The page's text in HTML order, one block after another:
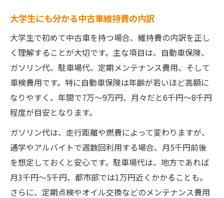
大学生にも分かる中古車維持費の内訳
大学生で初めて中古車を持つ場合、維持費の内訳を正し
く理解することが大切です。主な項目は、自動車保険、
ガソリン代、駐車場代、定期メンテナンス費用、そして
車検費用です。特に自動車保険は年齢が若いほど高額に
なりやすく、年間で7万〜9万円、月々だと6千円〜8千円
程度が目安となります。
ガソリン代は、走行距離や燃費によって変わりますが、
通学やアルバイトで週数回利用する場合、月5千円前後
を想定しておくと安心です。駐車場代は、地方であれば
月3千円〜5千円、都市部では1万円近くかかることも。
さらに、定期点検やオイル交換などのメンテナンス費用